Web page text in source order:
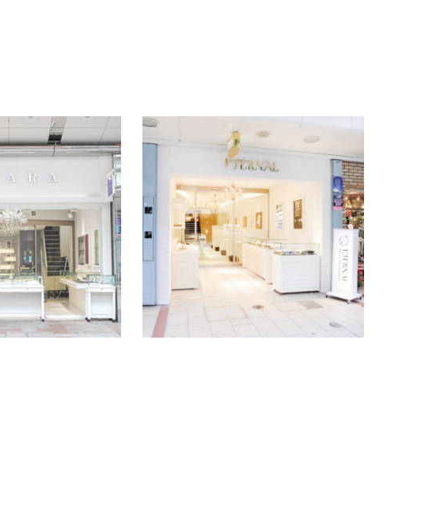
TIARA
TIARAでは婚約指輪〈エンゲージリング〉結婚指輪
〈マリッジリング〉を国内・海外の約40ブランド取
り揃えております。高品質のダイヤモンドやリーズ
ナブルな婚…
続きを読む